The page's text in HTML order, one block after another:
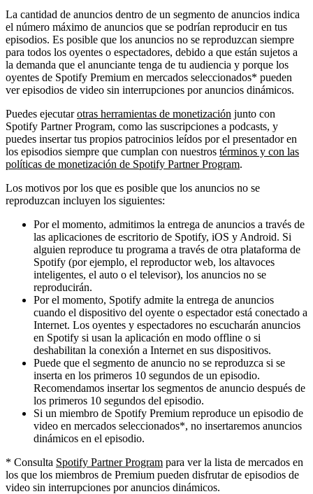
La cantidad de anuncios dentro de un segmento de anuncios indica
el número máximo de anuncios que se podrían reproducir en tus
episodios. Es posible que los anuncios no se reproduzcan siempre
para todos los oyentes o espectadores, debido a que están sujetos a
la demanda que el anunciante tenga de tu audiencia y porque los
oyentes de Spotify Premium en mercados seleccionados* pueden
ver episodios de video sin interrupciones por anuncios dinámicos.
Puedes ejecutarotras herramientas de monetización junto con
Spotify Partner Program, como las suscripciones a podcasts, y
puedes insertar tus propios patrocinios leídos por el presentador en
los episodios siempre que cumplan con nuestros términos y con las
políticas de monetización de Spotify Partner Program.
Los motivos por los que es posible que los anuncios no se
reproduzcan incluyen los siguientes:
Por el momento, admitimos la entrega de anuncios a través de
las aplicaciones de escritorio de Spotify, iOS y Android. Si
alguien reproduce tu programa a través de otra plataforma de
Spotify (por ejemplo, el reproductor web, los altavoces
inteligentes, el auto o el televisor), los anuncios no se
reproducirán.
Por el momento, Spotify admite la entrega de anuncios
cuando el dispositivo del oyente o espectador está conectado a
Internet. Los oyentes y espectadores no escucharán anuncios
en Spotify si usan la aplicación en modo offline o si
deshabilitan la conexión a Internet en sus dispositivos.
Puede que el segmento de anuncio no se reproduzca si se
inserta en los primeros 10 segundos de un episodio.
Recomendamos insertar los segmentos de anuncio después de
los primeros 10 segundos del episodio.
Si un miembro de Spotify Premium reproduce un episodio de
video en mercados seleccionados*, no insertaremos anuncios
dinámicos en el episodio.
* Consulta Spotify Partner Program para ver la lista de mercados en
los que los miembros de Premium pueden disfrutar de episodios de
video sin interrupciones por anuncios dinámicos.